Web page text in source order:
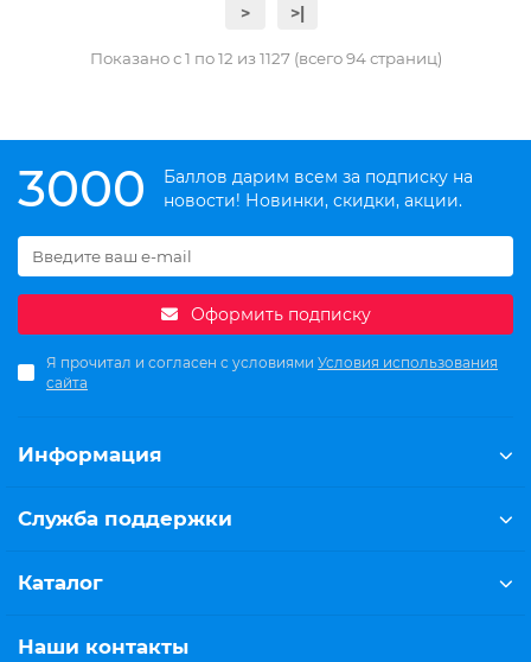
> >|
Показано с 1 по 12 из 1127 (всего 94 страниц)
3000
Баллов дарим всем за подписку на
новости! Новинки, скидки, акции.
Оформить подписку
Я прочитал и согласен с условиями Условия использования
сайта
Информация
Служба поддержки
Каталог
Наши контакты